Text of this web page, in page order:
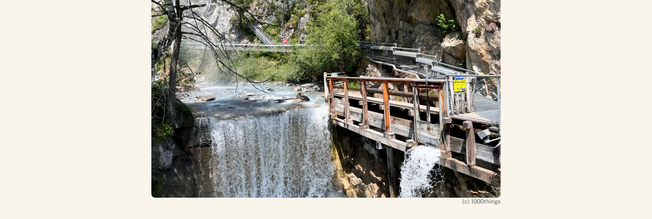
(c) 1000things